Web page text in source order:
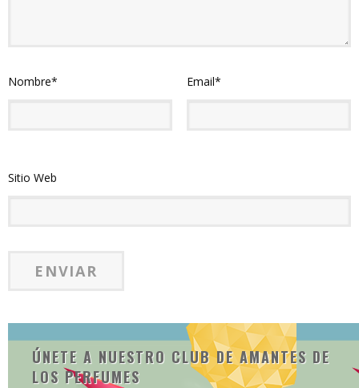
Nombre* Email*
Sitio Web
ÚNETE A NUESTRO CLUB DE AMANTES DE
LOS PERFUMES